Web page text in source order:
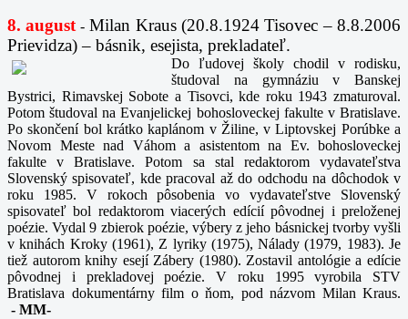
8. august -Milan Kraus (20.8.1924 Tisovec – 8.8.2006
Prievidza) – básnik, esejista, prekladateľ.
Do ľudovej školy chodil v rodisku,
študoval na gymnáziu v Banskej
Bystrici, Rimavskej Sobote a Tisovci, kde roku 1943 zmaturoval.
Potom študoval na Evanjelickej bohosloveckej fakulte v Bratislave.
Po skončení bol krátko kaplánom v Žiline, v Liptovskej Porúbke a
Novom Meste nad Váhom a asistentom na Ev. bohosloveckej
fakulte v Bratislave. Potom sa stal redaktorom vydavateľstva
Slovenský spisovateľ, kde pracoval až do odchodu na dôchodok v
roku 1985. V rokoch pôsobenia vo vydavateľstve Slovenský
spisovateľ bol redaktorom viacerých edícií pôvodnej i preloženej
poézie. Vydal 9 zbierok poézie, výbery z jeho básnickej tvorby vyšli
v knihách Kroky (1961), Z lyriky (1975), Nálady (1979, 1983). Je
tiež autorom knihy esejí Zábery (1980). Zostavil antológie a edície
pôvodnej i prekladovej poézie. V roku 1995 vyrobila STV
Bratislava dokumentárny film o ňom, pod názvom Milan Kraus.
- MM-